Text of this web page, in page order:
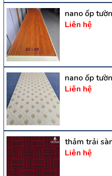
nano ốp
Liên hệ
nano ốp
Liên hệ
thảm trải
Liên hệ